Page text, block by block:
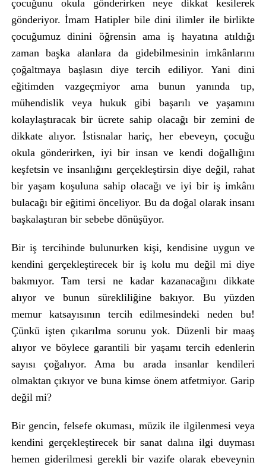
çocuğunu okula gönderirken neye dikkat kesilerek
gönderiyor. İmam Hatipler bile dini ilimler ile birlikte
çocuğumuz dinini öğrensin ama iş hayatına atıldığı
zaman başka alanlara da gidebilmesinin imkânlarını
çoğaltmaya başlasın diye tercih ediliyor. Yani dini
eğitimden vazgeçmiyor ama bunun yanında tıp,
mühendislik veya hukuk gibi başarılı ve yaşamını
kolaylaştıracak bir ücrete sahip olacağı bir zemini de
dikkate alıyor. İstisnalar hariç, her ebeveyn, çocuğu
okula gönderirken, iyi bir insan ve kendi doğallığını
keşfetsin ve insanlığını gerçekleştirsin diye değil, rahat
bir yaşam koşuluna sahip olacağı ve iyi bir iş imkânı
bulacağı bir eğitimi önceliyor. Bu da doğal olarak insanı
başkalaştıran bir sebebe dönüşüyor.
Bir iş tercihinde bulunurken kişi, kendisine uygun ve
kendini gerçekleştirecek bir iş kolu mu değil mi diye
bakmıyor. Tam tersi ne kadar kazanacağını dikkate
alıyor ve bunun sürekliliğine bakıyor. Bu yüzden
memur katsayısının tercih edilmesindeki neden bu!
Çünkü işten çıkarılma sorunu yok. Düzenli bir maaş
alıyor ve böylece garantili bir yaşamı tercih edenlerin
sayısı çoğalıyor. Ama bu arada insanlar kendileri
olmaktan çıkıyor ve buna kimse önem atfetmiyor. Garip
değil mi?
Bir gencin, felsefe okuması, müzik ile ilgilenmesi veya
kendini gerçekleştirecek bir sanat dalına ilgi duyması
hemen giderilmesi gerekli bir vazife olarak ebeveynin